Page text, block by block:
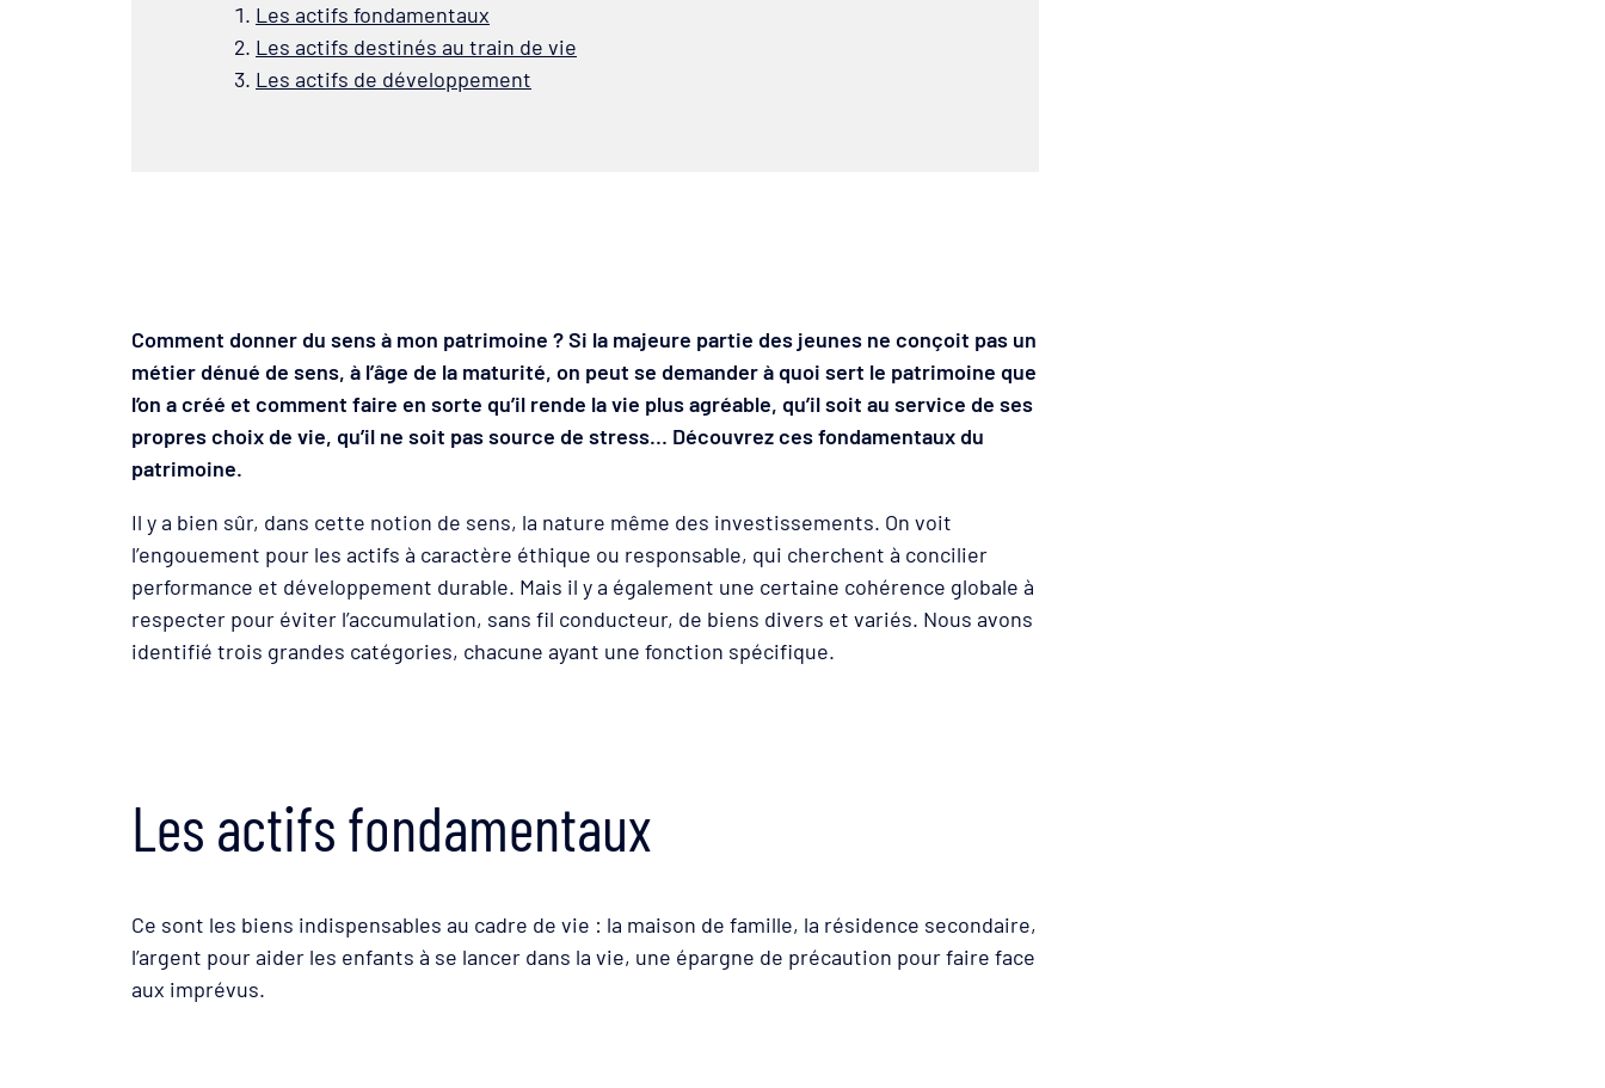
Les actifs fondamentaux
Les actifs destinés au train de vie
Les actifs de développement
Comment donner du sens à mon patrimoine ? Si la majeure partie des jeunes ne conçoit pas un
métier dénué de sens, à l’âge de la maturité, on peut se demander à quoi sert le patrimoine que
l’on a créé et comment faire en sorte qu’il rende la vie plus agréable, qu’il soit au service de ses
propres choix de vie, qu’il ne soit pas source de stress… Découvrez ces fondamentaux du
patrimoine.
Il y a bien sûr, dans cette notion de sens, la nature même des investissements. On voit
l’engouement pour les actifs à caractère éthique ou responsable, qui cherchent à concilier
performance et développement durable. Mais il y a également une certaine cohérence globale à
respecter pour éviter l’accumulation, sans fil conducteur, de biens divers et variés. Nous avons
identifié trois grandes catégories, chacune ayant une fonction spécifique.
Les actifs fondamentaux
Ce sont les biens indispensables au cadre de vie : la maison de famille, la résidence secondaire,
l’argent pour aider les enfants à se lancer dans la vie, une épargne de précaution pour faire face
aux imprévus.